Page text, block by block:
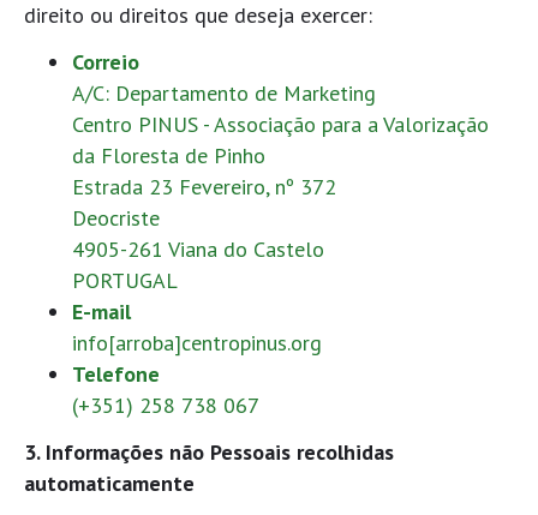
direito ou direitos que deseja exercer:
Correio
A/C: Departamento de Marketing
Centro PINUS - Associação para a Valorização
da Floresta de Pinho
Estrada 23 Fevereiro, nº 372
Deocriste
4905-261 Viana do Castelo
PORTUGAL
E-mail
info[arroba]centropinus.org
Telefone
(+351) 258 738 067
3. Informações não Pessoais recolhidas
automaticamente